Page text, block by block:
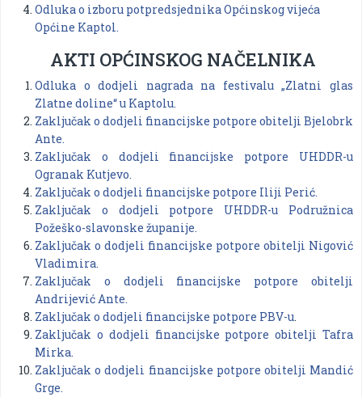
Odluka o izboru potpredsjednika Općinskog vijeća
Općine Kaptol.
AKTI OPĆINSKOG NAČELNIKA
Odluka o dodjeli nagrada na festivalu „Zlatni glas
Zlatne doline“ u Kaptolu.
Zaključak o dodjeli financijske potpore obitelji Bjelobrk
Ante.
Zaključak o dodjeli financijske potpore UHDDR-u
Ogranak Kutjevo.
Zaključak o dodjeli financijske potpore Iliji Perić.
Zaključak o dodjeli potpore UHDDR-u Podružnica
Požeško-slavonske županije.
Zaključak o dodjeli financijske potpore obitelji Nigović
Vladimira.
Zaključak o dodjeli financijske potpore obitelji
Andrijević Ante.
Zaključak o dodjeli financijske potpore PBV-u.
Zaključak o dodjeli financijske potpore obitelji Tafra
Mirka.
Zaključak o dodjeli financijske potpore obitelji Mandić
Grge.